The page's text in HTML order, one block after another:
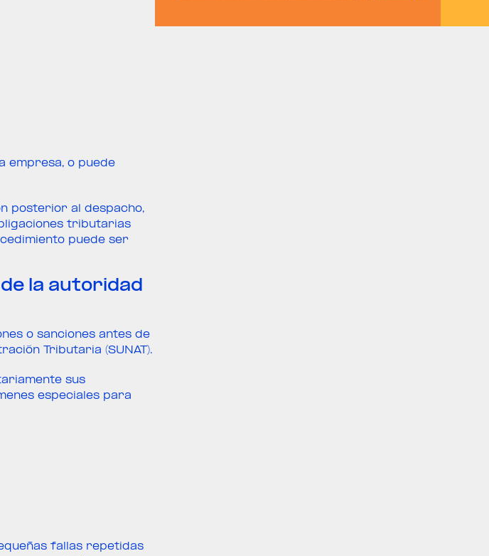
empresa, o puede
posterior al despacho,
tributarias
puede ser
la autoridad
o sanciones antes de
Tributaria (SUNAT).
sus
especiales para
fallas repetidas